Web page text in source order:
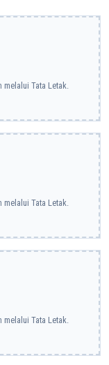
Tata Letak.
Tata Letak.
Tata Letak.